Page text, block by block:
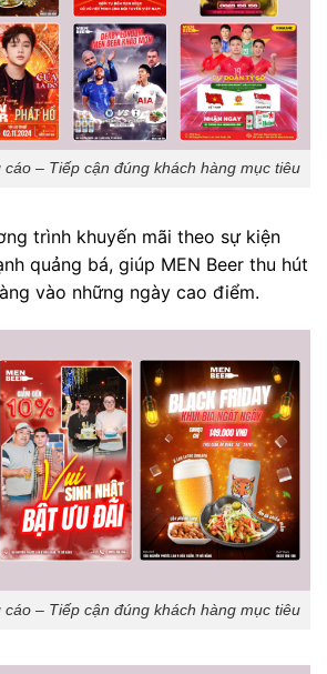
cáo – Tiếp cận đúng khách hàng mục tiêu
trình khuyến mãi theo sự kiện
quảng bá, giúp MEN Beer thu hút
vào những ngày cao điểm.
cáo – Tiếp cận đúng khách hàng mục tiêu